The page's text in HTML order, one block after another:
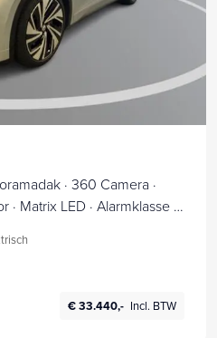
· 360 Camera ·
· Matrix LED · Alarmklasse 3
€ 33.440,- Incl. BTW